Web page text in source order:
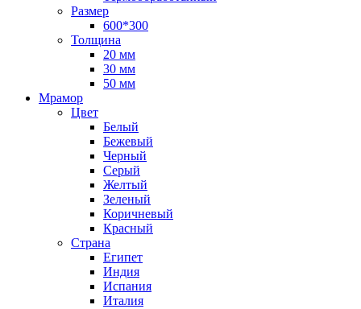
Размер
600*300
Толщина
20 мм
30 мм
50 мм
Мрамор
Цвет
Белый
Бежевый
Черный
Серый
Желтый
Зеленый
Коричневый
Красный
Страна
Египет
Индия
Испания
Италия